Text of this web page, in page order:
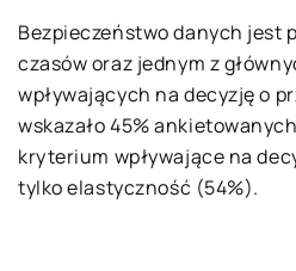
Bezpieczeństwo danych jest
czasów oraz jednym z
wpływających na decyzję o
wskazało 45%
kryterium wpływające na
tylko elastyczność (54%).